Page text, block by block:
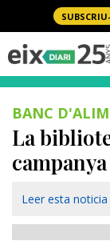
BANC
La
Leer esta